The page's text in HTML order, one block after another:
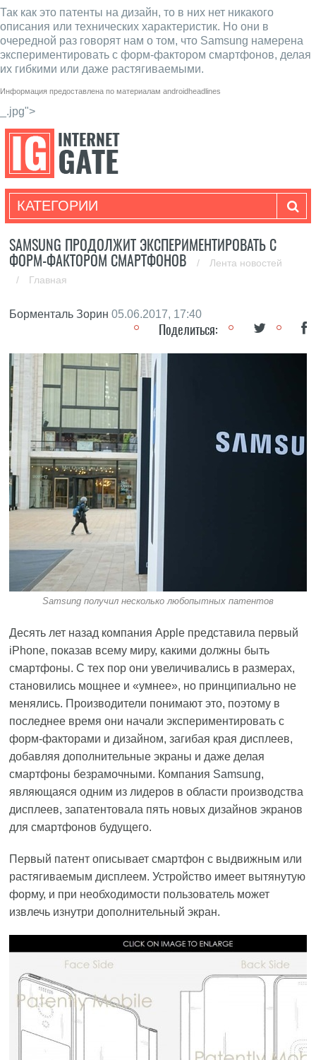
Так как это патенты на дизайн, то в них нет никакого
описания или технических характеристик. Но они в
очередной раз говорят нам о том, что Samsung намерена
экспериментировать с форм-фактором смартфонов, делая
их гибкими или даже растягиваемыми.
Информация предоставлена по материалам androidheadlines
_.jpg">
КАТЕГОРИИ
SAMSUNG ПРОДОЛЖИТ ЭКСПЕРИМЕНТИРОВАТЬ С
ФОРМ-ФАКТОРОМ СМАРТФОНОВ
/
Лента новостей
/
Главная
Борменталь Зорин 05.06.2017, 17:40
Поделиться:
Samsung получил несколько любопытных патентов
Десять лет назад компания Apple представила первый
iPhone, показав всему миру, какими должны быть
смартфоны. С тех пор они увеличивались в размерах,
становились мощнее и «умнее», но принципиально не
менялись. Производители понимают это, поэтому в
последнее время они начали экспериментировать с
форм-факторами и дизайном, загибая края дисплеев,
добавляя дополнительные экраны и даже делая
смартфоны безрамочными. Компания Samsung,
являющаяся одним из лидеров в области производства
дисплеев, запатентовала пять новых дизайнов экранов
для смартфонов будущего.
Первый патент описывает смартфон с выдвижным или
растягиваемым дисплеем. Устройство имеет вытянутую
форму, и при необходимости пользователь может
извлечь изнутри дополнительный экран.